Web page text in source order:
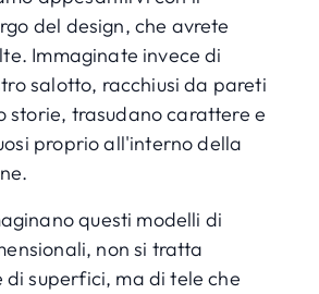
del design, che avrete
Immaginate invece di
salotto, racchiusi da pareti
storie, trasudano carattere e
proprio all'interno della
questi modelli di
non si tratta
di superfici, ma di tele che